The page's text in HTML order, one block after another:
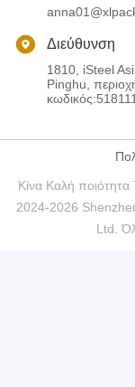
Διεύθυνση
1810, iSteel
Pinghu,
κωδικός:518111
Κίνα Καλή
2024-2026
Ltd.